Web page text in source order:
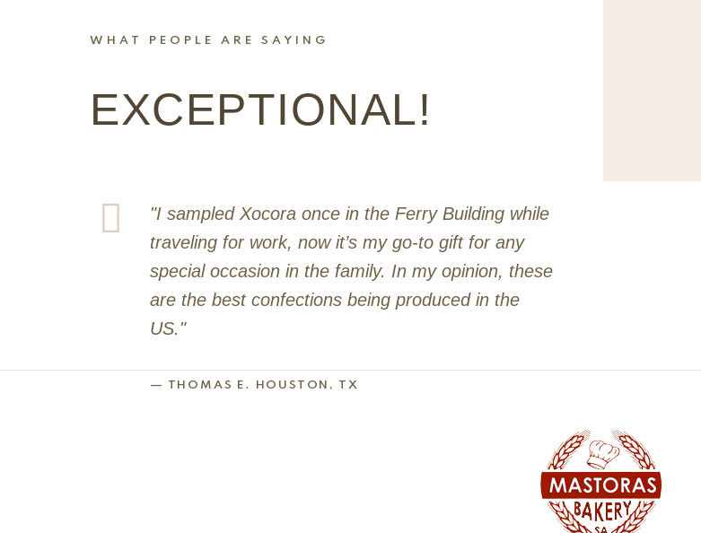
WHAT PEOPLE ARE SAYING
EXCEPTIONAL!
"I sampled Xocora once in the Ferry Building while
traveling for work, now it’s my go-to gift for any
special occasion in the family. In my opinion, these
are the best confections being produced in the
US."
— THOMAS E. HOUSTON, TX